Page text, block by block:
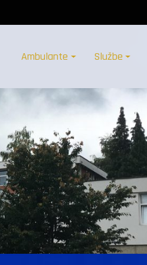
Ambulante Službe